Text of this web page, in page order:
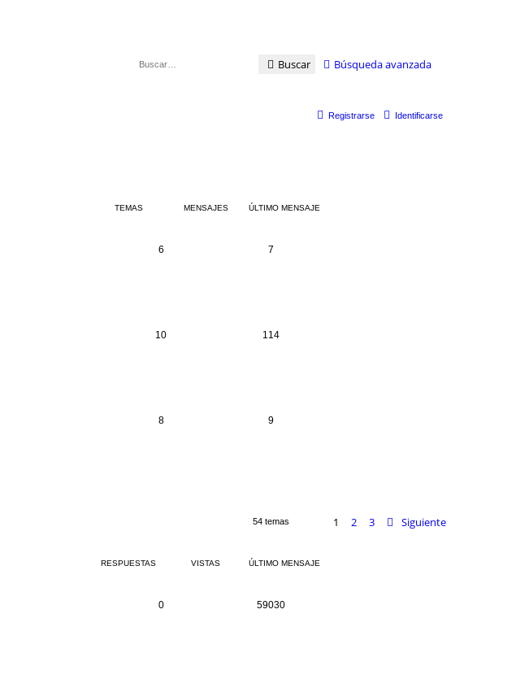
Buscar Búsqueda avanzada
Identificarse
Registrarse
TEMAS MENSAJES ÚLTIMO MENSAJE
6 7
10 114
8 9
54 temas 1 2 3 Siguiente
RESPUESTAS VISTAS ÚLTIMO MENSAJE
0 59030